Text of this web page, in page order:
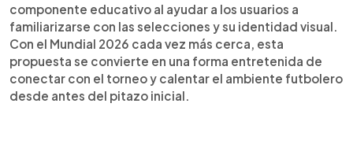
componente educativo al ayudar a los usuarios a
familiarizarse con las selecciones y su identidad visual.
Con el Mundial 2026 cada vez más cerca, esta
propuesta se convierte en una forma entretenida de
conectar con el torneo y calentar el ambiente futbolero
desde antes del pitazo inicial.